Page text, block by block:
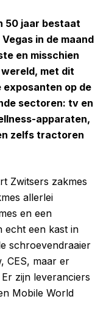
50 jaar bestaat
in de maand
en misschien
met dit
exposanten op de
sectoren: tv en
apparaten,
zelfs tractoren
Zwitsers zakmes
allerlei
en een
echt een kast in
schroevendraaier
CES, maar er
zijn leveranciers
Mobile World